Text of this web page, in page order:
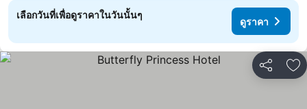
เลือกวันที่เพื่อดูราคาในวันนั้นๆ
ดูราคา
แชร์ เ